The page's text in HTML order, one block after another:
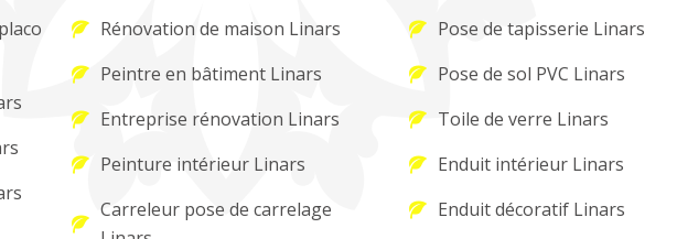
Rénovation de maison Linars
Peintre en bâtiment Linars
Entreprise rénovation Linars
Peinture intérieur Linars
Carreleur pose de carrelage
Pose de tapisserie Linars
Pose de sol PVC Linars
Toile de verre Linars
Enduit intérieur Linars
Enduit décoratif Linars